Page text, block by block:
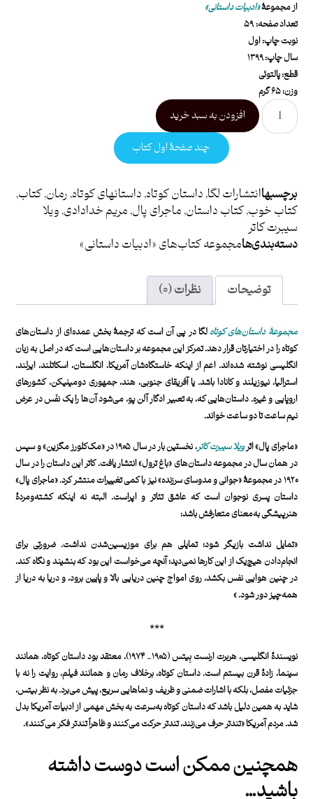
از مجموعۀ«ادبیات داستانی»
تعداد صفحه: ۵۹
نوبت چاپ: اول
سال چاپ: ۱۳۹۹
قطع: پالتوئی
وزن: ۶۵ گرم
افزودن به سبد خرید
چند صفحۀ اول کتاب
برچسبهاانتشارات لگا,داستان کوتاه,داستانهای کوتاه,رمان,کتاب,
کتاب خوب,کتاب داستان,ماجرای پال,مریم خدادادی,ویلا
سیبرت کاتر
دسته بندی هامجموعه کتاب‌های «ادبیات داستانی»
توضیحات نظرات (۰)
مجموعۀ داستان‌های کوتاه لگا در پی آن است که ترجمۀ بخش عمده‌ای از داستان‌های
کوتاه را در اختیارتان قرار ‌دهد. تمرکز این مجموعه بر داستان‌هایی است که در اصل به زبان
انگلیسی نوشته شده‌اند. اعم از اینکه خاستگاه‌شان آمریکا، انگلستان، اسکاتلند، ایرلند،
استرالیا، نیوزیلند و کانادا باشد. یا آفریقای جنوبی، هند، جمهوری دومینیکن، کشورهای
اروپایی و غیره. داستان‌هایی که، به تعبیر ادگار آلن پو، می‌شود آن‌ها را یک نفَس در عرض
نیم ساعت تا دو ساعت خواند.
«ماجرای پال» اثرویلا سیبرت کاتر
، نخستین بار در سال ۱۹۰۵ در «مک‌کلورز مگزین» و سپس
در همان سال در مجموعه داستان‌های «باغ ترول» انتشار یافت. کاتر این داستان را در سال
۱۹۲۰ در مجموعۀ «جوانی و مدوسای سرزنده» نیز با کمی تغییرات منتشر کرد. «ماجرای پال»
داستان پسری نوجوان است که عاشق تئاتر و اپراست. البته نه اینکه کشته‌ومردۀ
هنرپیشگی به‌معنای متعارفش باشد:
«تمایل نداشت بازیگر شود؛ تمایلی هم برای موزیسین‌‌شدن نداشت. ضرورتی برای
انجام‌دادن هیچ‌یک از این کارها نمی‌دید؛ آنچه می‌خواست این بود که بنشیند و نگاه کند.
در چنین هوایی نفس بکشد، روی امواج چنین دریایی بالا و پایین برود، و دریا به دریا از
همه‌چیز دور شود. »
***
نویسندۀ انگلیسی، هربرت ارنست بِیتس (۱۹۰۵_ ‌۱۹۷۴)، معتقد بود داستان کوتاه، همانند
سینما، زادۀ قرن بیستم است. داستان کوتاه، برخلاف رمان و همانند فیلم، روایت را نه با
جزئیات مفصل، بلکه با اشارات ضمنی و ظریف و نماهایی سریع، پیش می‌برد. به نظر بیتس،
شاید به همین دلیل باشد که داستان کوتاه به‌سرعت به بخش مهمی از ادبیات آمریکا بدل
شد. مردم آمریکا «تندتر حرف می‌زنند، تندتر حرکت می‌کنند و ظاهراً تندتر فکر می‌کنند».
همچنین ممکن است دوست داشته
باشید…